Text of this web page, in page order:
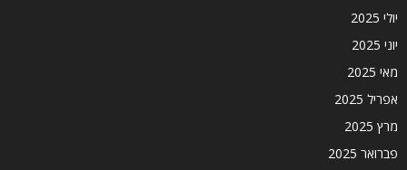
יולי 2025
יוני 2025
מאי 2025
אפריל 2025
מרץ 2025
פברואר 2025